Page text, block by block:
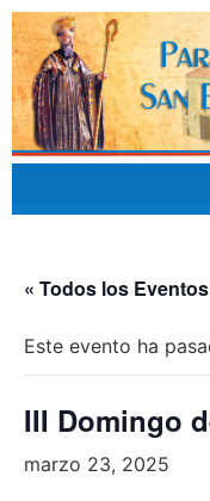
« Todos los Eventos
Este evento ha
III Domingo
marzo 23, 2025